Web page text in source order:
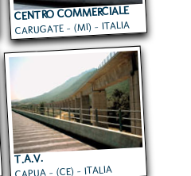
CENTRO COMMERCIALE
CAROSELLO
CARUGATE - (MI) - ITALIA
T.A.V.
CAPUA - (CE) - ITALIA